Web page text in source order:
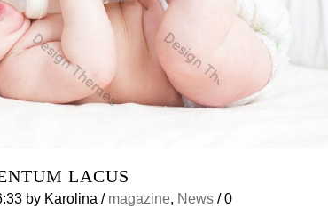
LACUS
by Karolina / magazine, News /0